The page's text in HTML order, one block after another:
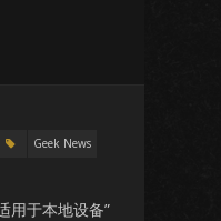
Geek News
用于本地设备”